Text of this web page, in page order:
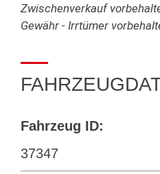
Zwischenverkauf
Gewähr - Irrtümer
Fahrzeug ID:
37347